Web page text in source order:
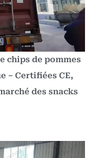
chips de pommes
– Certifiées CE,
des snacks